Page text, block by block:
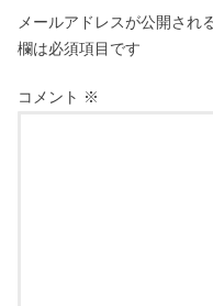
メールアドレスが公開され
欄は必須項目です
コメント ※